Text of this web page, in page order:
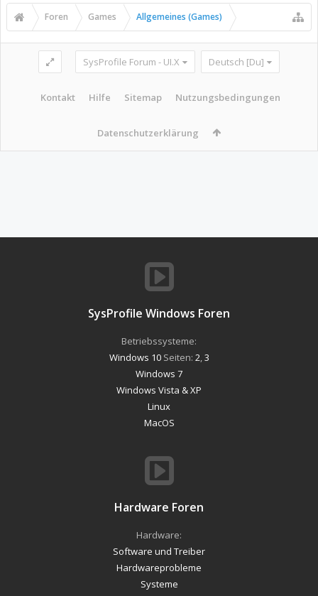
Foren Games Allgemeines (Games)
SysProfile Forum - UI.X Deutsch [Du]
Kontakt Hilfe Sitemap Nutzungsbedingungen
Datenschutzerklärung
SysProfile Windows Foren
Betriebssysteme:
Windows 10Seiten: 2,3
Windows 7
Windows Vista & XP
Linux
MacOS
Hardware Foren
Hardware:
Software und Treiber
Hardwareprobleme
Systeme